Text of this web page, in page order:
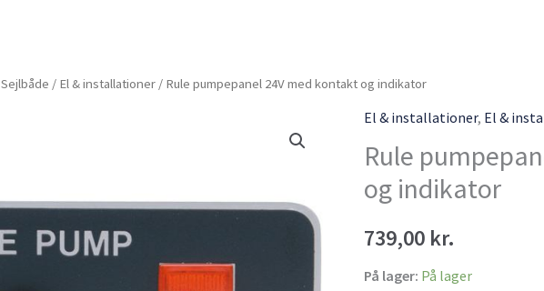
Sejlbåde / El & installationer/ Rule pumpepanel 24V med kontakt og indikator
El & installationer, El &
Rule
og indikator
739,00 kr.
På lager: På lager
Rule
pumpepanel
med
kontakt
indikator
antal